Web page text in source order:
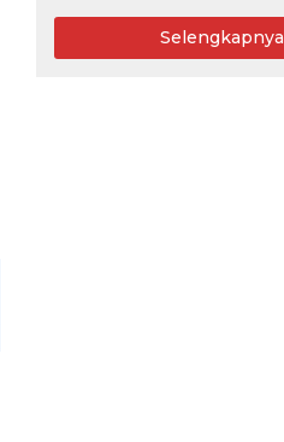
Umum
Selengkapnya